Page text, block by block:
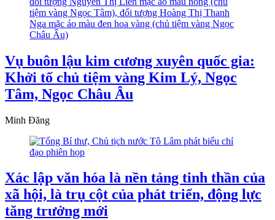
Vụ buôn lậu kim cương xuyên quốc gia:
Khởi tố chủ tiệm vàng Kim Lý, Ngọc
Tâm, Ngọc Châu Âu
Minh Đăng
Xác lập văn hóa là nền tảng tinh thần của
xã hội, là trụ cột của phát triển, động lực
tăng trưởng mới